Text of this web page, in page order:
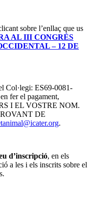
sobre l’enllaç que us
AL III CONGRÉS
– 12 DE
Col·legi: ES69-0081-
fer el pagament,
I EL VOSTRE NOM.
DE
.
d’inscripció, en els
a les i els inscrits sobre el